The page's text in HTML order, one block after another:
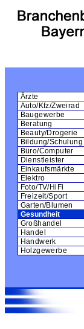
Ärzte
Auto/Kfz/Zweirad
Baugewerbe
Beratung
Beauty/Drogerie
Bildung/Schulung
Büro/Computer
Dienstleister
Einkaufsmärkte
Elektro
Foto/TV/HiFi
Freizeit/Sport
Garten/Blumen
Gesundheit
Großhandel
Handel
Handwerk
Holzgewerbe